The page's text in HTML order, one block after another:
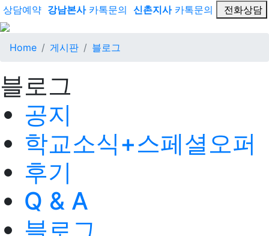
상담예약 강남본사카톡문의 신촌지사카톡문의 전화상담
Home 게시판 블로그
블로그
공지
학교소식+스페셜오퍼
후기
Q & A
블로그